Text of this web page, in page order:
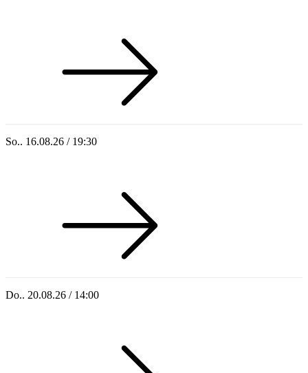
So.. 16.08.26 / 19:30
Do.. 20.08.26 / 14:00